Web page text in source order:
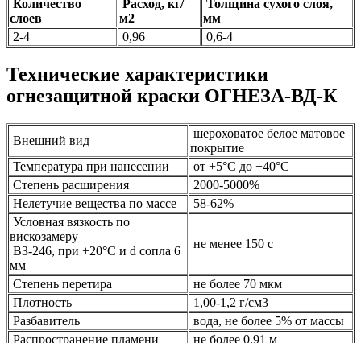
Количество
слоев
Расход, кг/
м2
Толщина сухого слоя,
мм
2-4
0,96 0,6-4
Технические характеристики
огнезащитной краски ОГНЕЗА-ВД-К
Внешний вид
шероховатое белое матовое
покрытие
Температура при нанесении
от +5°С до +40°С
Степень расширения
2000-5000%
Нелетучие вещества по массе
58-62%
Условная вязкость по
вискозамеру
ВЗ-246, при +20°С и d сопла 6
мм
не менее 150 с
Степень перетира
не более 70 мкм
Плотность
1,00-1,2 г/см3
Разбавитель
вода, не более 5% от массы
Распространение пламени
не более 0,91 м